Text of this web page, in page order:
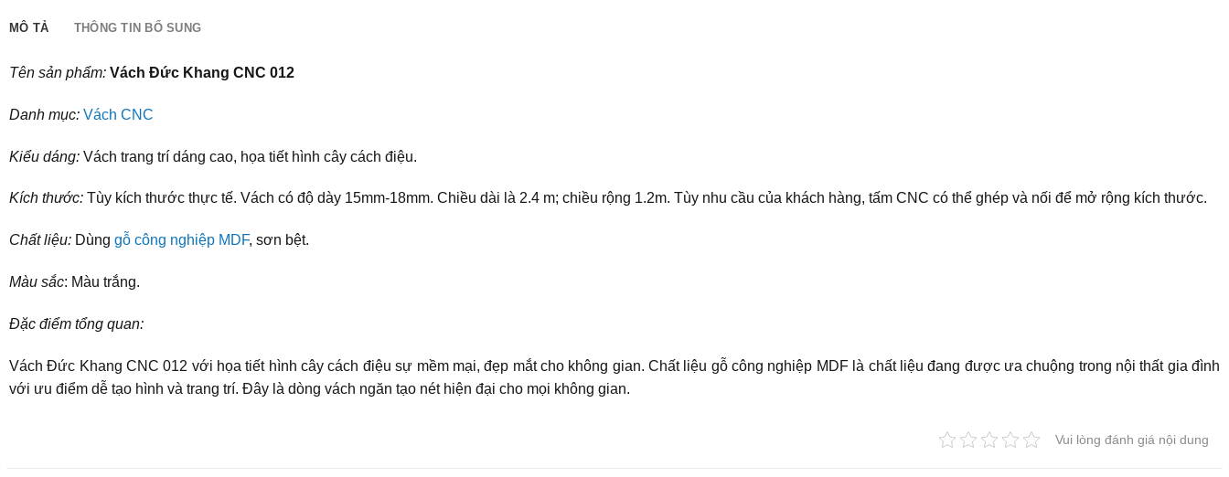
MÔ TẢ THÔNG TIN BỔ SUNG
Tên sản phẩm: Vách Đức Khang CNC 012
Danh mục: Vách CNC
Kiểu dáng:Vách trang trí dáng cao, họa tiết hình cây cách điệu.
Kích thước:Tùy kích thước thực tế. Vách có độ dày 15mm-18mm. Chiều dài là 2.4 m; chiều rộng 1.2m. Tùy nhu cầu của khách hàng, tấm CNC có thể ghép và nối để mở rộng kích thước.
Chất liệu: Dùng gỗ công nghiệp MDF, sơn bệt.
Màu sắc: Màu trắng.
Đặc điểm tổng quan:
Vách Đức Khang CNC 012 với họa tiết hình cây cách điệu sự mềm mại, đẹp mắt cho không gian. Chất liệu gỗ công nghiệp MDF là chất liệu đang được ưa chuộng trong nội thất gia đình
với ưu điểm dễ tạo hình và trang trí. Đây là dòng vách ngăn tạo nét hiện đại cho mọi không gian.
Vui lòng đánh giá nội dung